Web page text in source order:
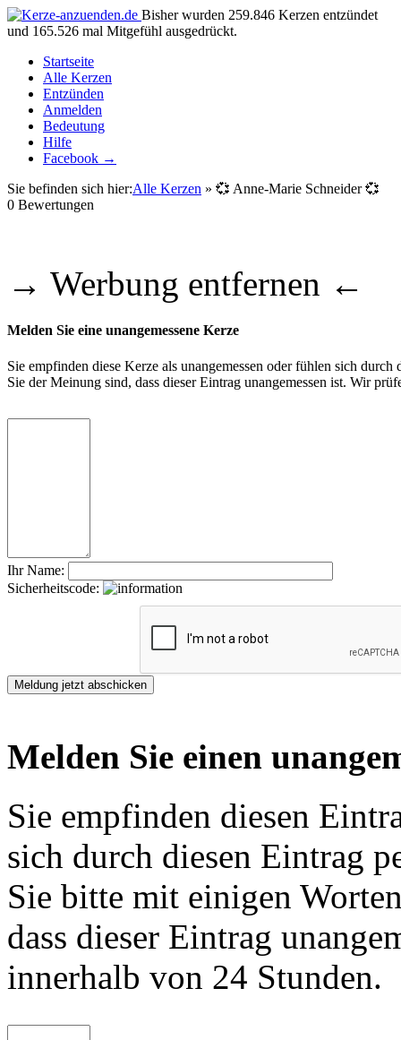
Bisher wurden 259.846 Kerzen entzündet
und 165.526 mal Mitgefühl ausgedrückt.
Startseite
Alle Kerzen
Entzünden
Anmelden
Bedeutung
Hilfe
Facebook →
Sie befinden sich hier:Alle Kerzen » 💞 Anne-Marie Schneider 💞
0 Bewertungen
→ Werbung entfernen ←
Melden Sie eine unangemessene Kerze
Sie empfinden diese Kerze als unangemessen oder fühlen sich
Sie der Meinung sind, dass dieser Eintrag unangemessen ist. Wir
Ihr Name:
Sicherheitscode:
Melden Sie einen
Sie empfinden diesen
sich durch diesen Eintrag
Sie bitte mit einigen
dass dieser Eintrag
innerhalb von 24 Stunden.